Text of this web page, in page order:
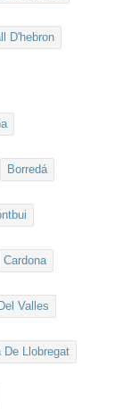
D'hebron
Borredá
Cardona
Valles
De Llobregat